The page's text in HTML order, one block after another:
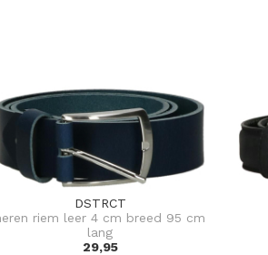
DSTRCT
riem leer 4 cm breed 95 cm
lang
29,95